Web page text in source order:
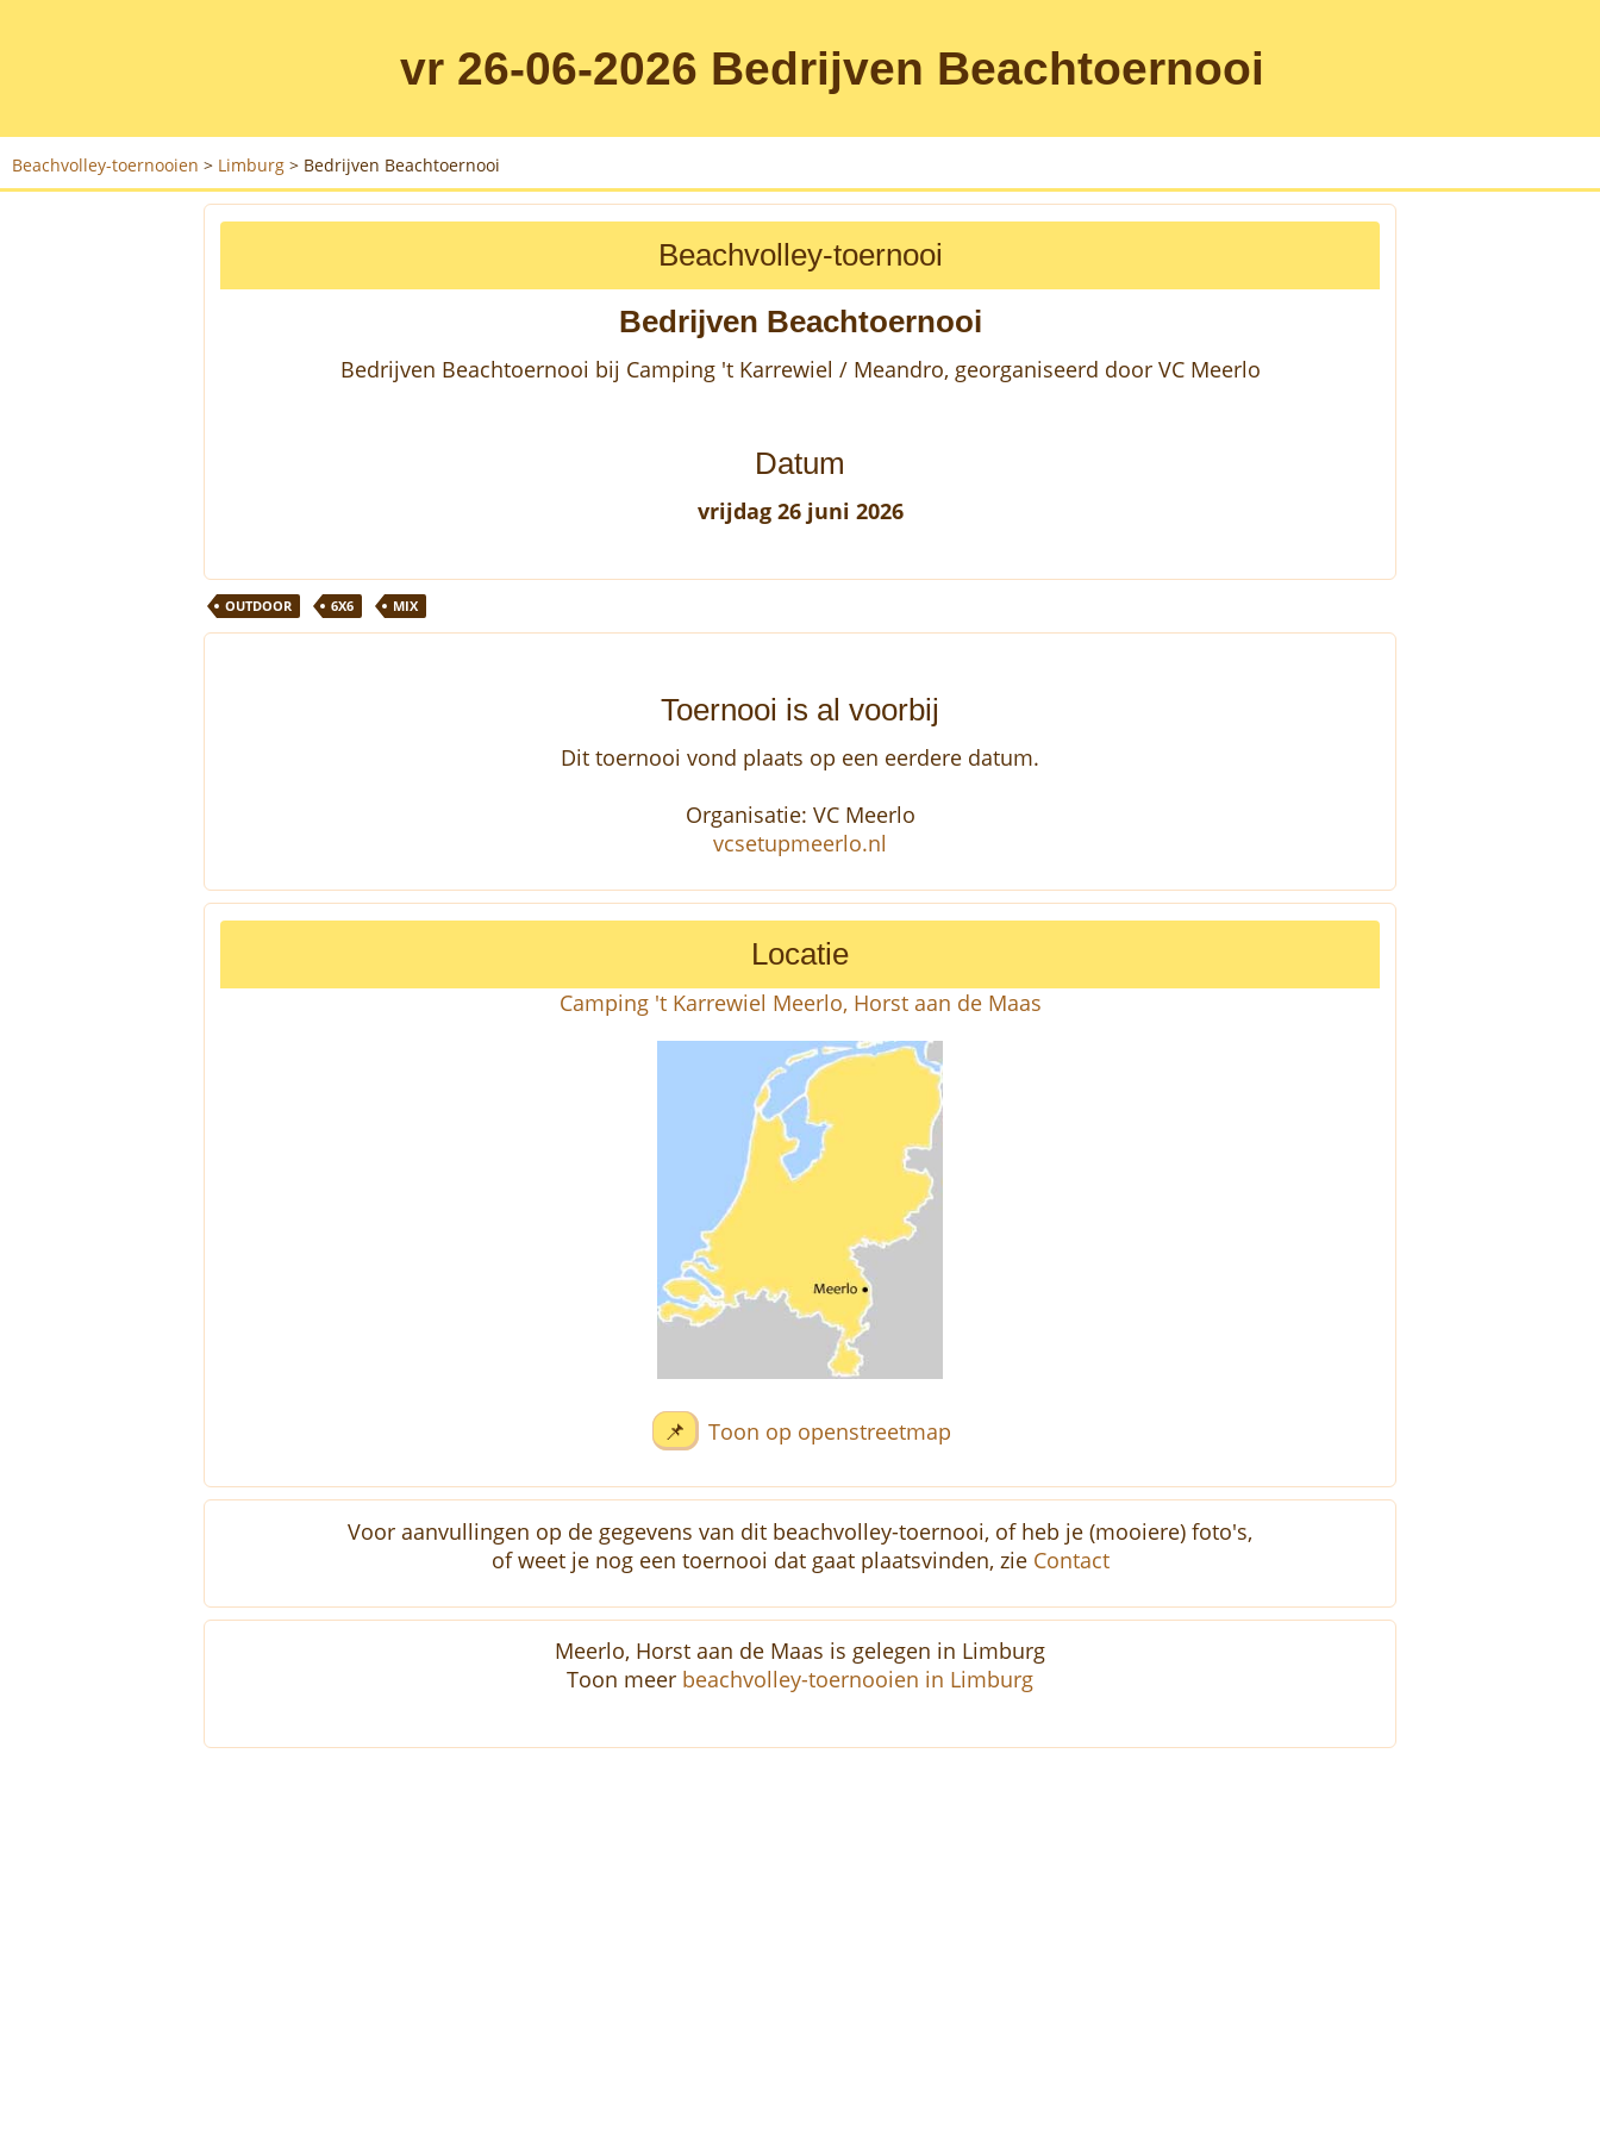
vr 26-06-2026 Bedrijven Beachtoernooi
Beachvolley-toernooien > Limburg > Bedrijven Beachtoernooi
Beachvolley-toernooi
Bedrijven Beachtoernooi
Bedrijven Beachtoernooi bij Camping 't Karrewiel / Meandro, georganiseerd door VC Meerlo
Datum
vrijdag 26 juni 2026
OUTDOOR 6X6 MIX
Toernooi is al voorbij
Dit toernooi vond plaats op een eerdere datum.
Organisatie: VC Meerlo
vcsetupmeerlo.nl
Locatie
Camping 't Karrewiel Meerlo, Horst aan de Maas
📌 Toon op openstreetmap
Voor aanvullingen op de gegevens van dit beachvolley-toernooi, of heb je (mooiere) foto's,
of weet je nog een toernooi dat gaat plaatsvinden, zie Contact
Meerlo, Horst aan de Maas is gelegen in Limburg
Toon meer beachvolley-toernooien in Limburg